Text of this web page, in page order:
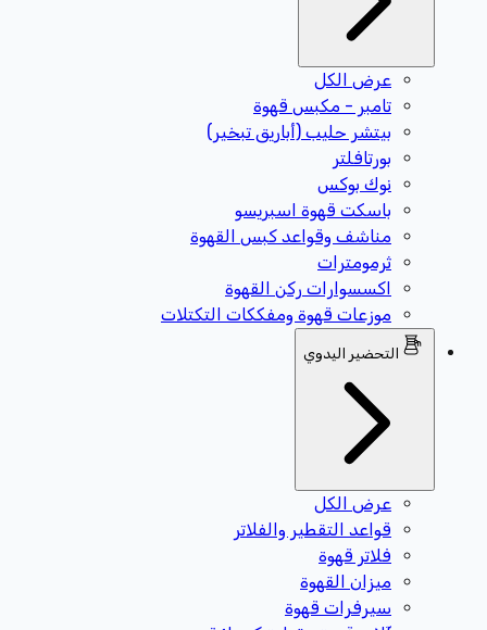
عرض الكل
تامبر - مكبس قهوة
بيتشر حليب (أباريق تبخير)
بورتافلتر
نوك بوكس
باسكت قهوة اسبريسو
مناشف وقواعد كبس القهوة
ثرمومترات
اكسسوارات ركن القهوة
موزعات قهوة ومفككات التكتلات
التحضير اليدوي
عرض الكل
قواعد التقطير والفلاتر
فلاتر قهوة
ميزان القهوة
سيرفرات قهوة